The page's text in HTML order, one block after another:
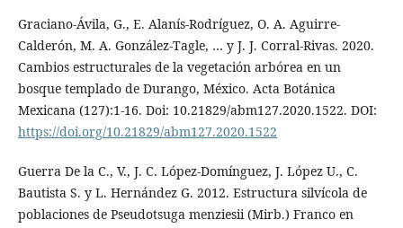
Graciano-Ávila, G., E. Alanís-Rodríguez, O. A. Aguirre-
Calderón, M. A. González-Tagle, … y J. J. Corral-Rivas. 2020.
Cambios estructurales de la vegetación arbórea en un
bosque templado de Durango, México. Acta Botánica
Mexicana (127):1-16. Doi: 10.21829/abm127.2020.1522. DOI:
https://doi.org/10.21829/abm127.2020.1522
Guerra De la C., V., J. C. López-Domínguez, J. López U., C.
Bautista S. y L. Hernández G. 2012. Estructura silvícola de
poblaciones de Pseudotsuga menziesii (Mirb.) Franco en